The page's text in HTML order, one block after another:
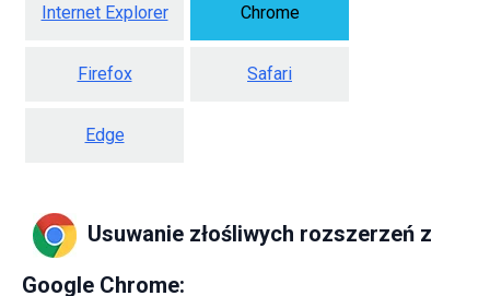
Internet Explorer Chrome
Firefox Safari
Edge
Usuwanie złośliwych rozszerzeń z
Google Chrome: